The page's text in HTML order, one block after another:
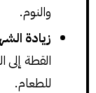
والنوم.
زيادة
القطة إلى
للطعام.